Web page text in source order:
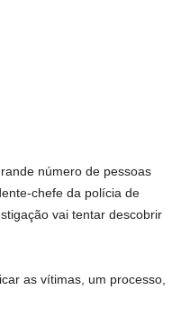
número de pessoas
chefe da polícia de
vai tentar descobrir
as vítimas, um processo,